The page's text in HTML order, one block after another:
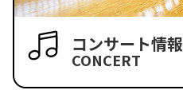
コンサート情報
CONCERT